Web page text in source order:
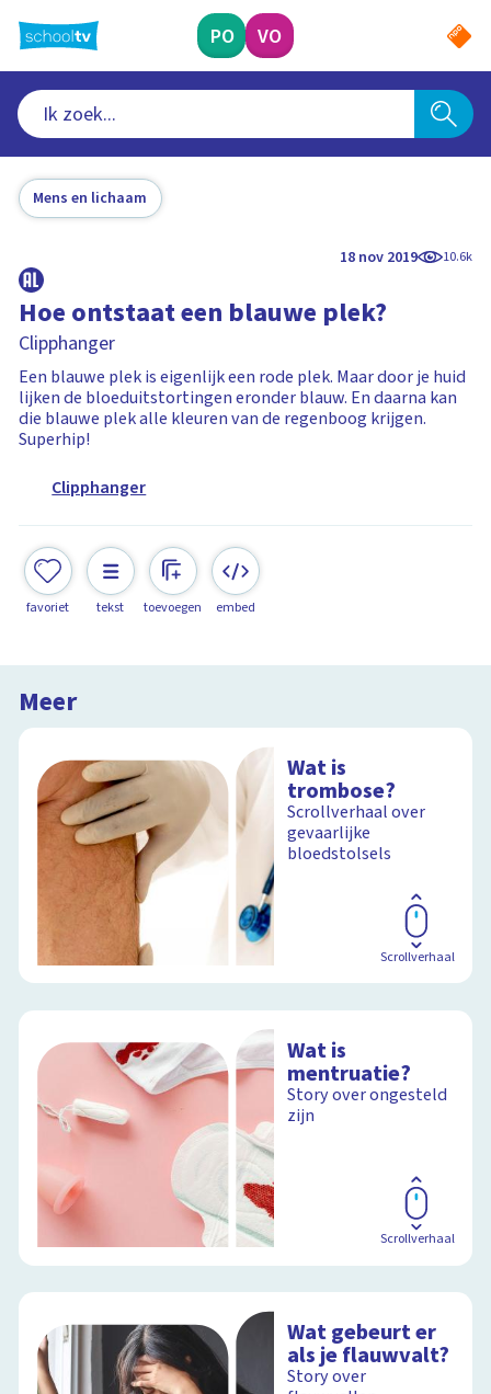
naar
hoofdinhoud
PO VO
Mens en lichaam
18 nov 2019 10.6k
Hoe ontstaat een blauwe plek?
Clipphanger
Een blauwe plek is eigenlijk een rode plek. Maar door je huid
lijken de bloeduitstortingen eronder blauw. En daarna kan
die blauwe plek alle kleuren van de regenboog krijgen.
Superhip!
Clipphanger
favoriet tekst toevoegen embed
Meer
Wat is
trombose?
Scrollverhaal over
gevaarlijke
bloedstolsels
Scrollverhaal
Wat is
mentruatie?
Story over ongesteld
zijn
Scrollverhaal
Wat gebeurt er
als je flauwvalt?
Story over